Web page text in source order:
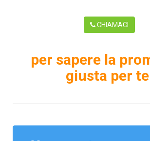
CHIAMACI
per sapere la
giusta per